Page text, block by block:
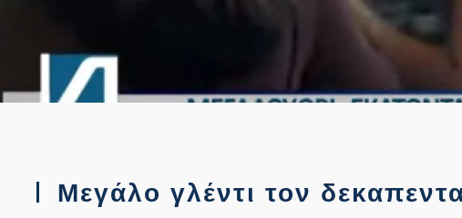
Μεγάλο γλέντι τον